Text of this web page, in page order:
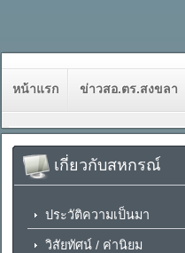
หน้าแรก ข่าวสอ.ตร.สงขลา
เกี่ยวกับสหกรณ์
ประวัติความเป็นมา
วิสัยทัศน์ / ค่านิยม